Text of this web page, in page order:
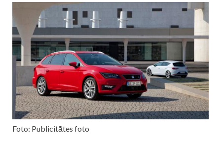
Foto: Publicitātes foto